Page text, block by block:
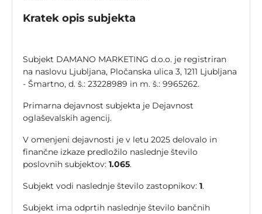
Kratek opis subjekta
Subjekt DAMANO MARKETING d.o.o. je registriran
na naslovu Ljubljana, Pločanska ulica 3, 1211 Ljubljana
- Šmartno, d. š.: 23228989 in m. š.: 9965262.
Primarna dejavnost subjekta je Dejavnost
oglaševalskih agencij.
V omenjeni dejavnosti je v letu 2025 delovalo in
finančne izkaze predložilo naslednje število
poslovnih subjektov: 1.065.
Subjekt vodi naslednje število zastopnikov: 1.
Subjekt ima odprtih naslednje število bančnih